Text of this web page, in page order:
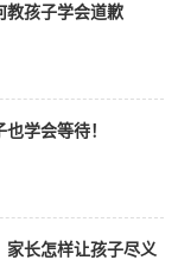
教孩子学会道歉
学会等待！
家长怎样让孩子尽义